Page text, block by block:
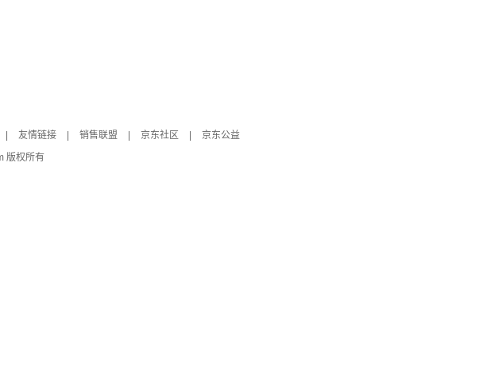
友情链接 销售联盟 京东社区
京东公益
版权所有